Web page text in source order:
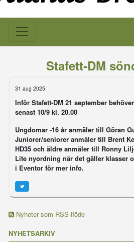
Nyheter som RSS-flöde
NYHETSARKIV
Stafett-DM
31 aug 2025
Inför Stafett-DM 21 september
senast 10/9 kl. 20.00
Ungdomar -16 år anmäler till Göran
Juniorer/seniorer anmäler till Brent
HD35 och äldre anmäler till Ronny
Lite nyordning när det gäller klasser
i Eventor för mer info.